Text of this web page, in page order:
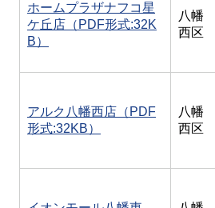
ホームプラザナフコ星
ケ丘店（PDF形式:32K
B）
八幡
西区
アルク八幡西店（PDF
形式:32KB）
八幡
西区